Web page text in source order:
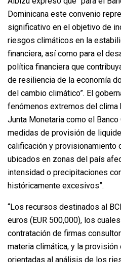
Dominicana este convenio
significativo en el objetivo de
riesgos climáticos en la
financiera, así como para el
política financiera que
de resiliencia de la economía
del cambio climático”. El
fenómenos extremos del clima
Junta Monetaria como el
medidas de provisión de
calificación y provisionamiento
ubicados en zonas del país
intensidad o precipitaciones
históricamente excesivos”.
“Los recursos destinados al
euros (EUR 500,000), los
contratación de firmas
materia climática, y la
orientadas al análisis de los